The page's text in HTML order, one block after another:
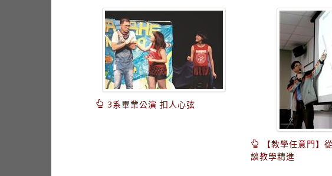
3系畢業公演 扣人心弦
【教學任意門】
談教學精進